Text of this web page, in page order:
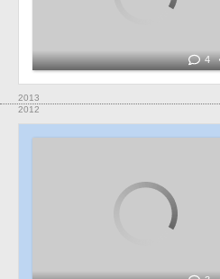
4
2013
2012